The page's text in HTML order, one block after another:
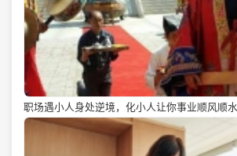
职场遇小人身处逆境，化小人让你事业顺风顺水